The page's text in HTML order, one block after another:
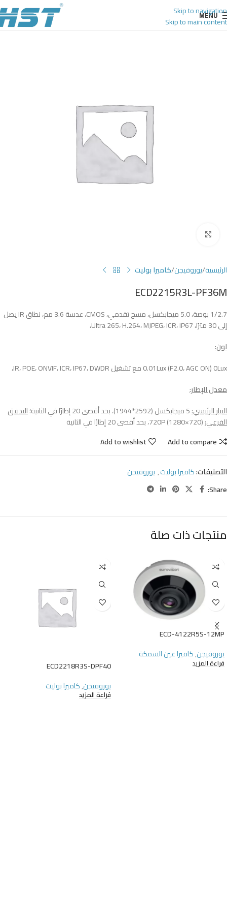
Skip to navigation
Skip to main content
MENU
الرئيسية يوروفيجن كاميرا بوليت
ECD2215R3L-PF36M
1/2.7 بوصة، 5.0 ميجابكسل، مسح تقدمي، CMOS، عدسة 3.6 مم، نطاق IR يصل
إلى 30 مترًا، Ultra 265، H.264، MJPEG، ICR، IP67،
لون:
0.01Lux (F2.0، AGC ON) 0Lux مع تشغيل IR، POE، ONVIF، ICR، IP67، DWDR،
معدل الإطار:
التيار الرئيسي:
التدفق
الفرعي:
Add to compare
Add to wishlist
التصنيفات:كاميرا بوليت,يوروفيجن
Share:
منتجات ذات صلة
ECD-4122R5S-12MP
يوروفيجن,كاميرا عين السمكة
قراءة المزيد
ECD2218R3S-DPF40
يوروفيجن,كاميرا بوليت
قراءة المزيد